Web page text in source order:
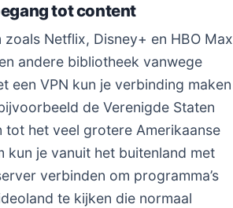
tot content
zoals Netflix, Disney+ en HBO Max
andere bibliotheek vanwege
een VPN kun je verbinding maken
de Verenigde Staten
tot het veel grotere Amerikaanse
kun je vanuit het buitenland met
verbinden om programma’s
te kijken die normaal